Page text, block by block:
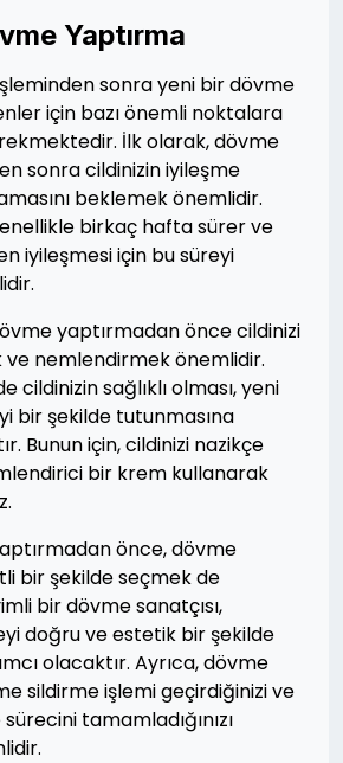
Yaptırma
sonra yeni bir dövme
için bazı önemli noktalara
İlk olarak, dövme
sonra cildinizin iyileşme
beklemek önemlidir.
birkaç hafta sürer ve
iyileşmesi için bu süreyi
yaptırmadan önce cildinizi
nemlendirmek önemlidir.
cildinizin sağlıklı olması, yeni
bir şekilde tutunmasına
Bunun için, cildinizi nazikçe
bir krem kullanarak
önce, dövme
bir şekilde seçmek de
bir dövme sanatçısı,
doğru ve estetik bir şekilde
olacaktır. Ayrıca, dövme
sildirme işlemi geçirdiğinizi ve
tamamladığınızı